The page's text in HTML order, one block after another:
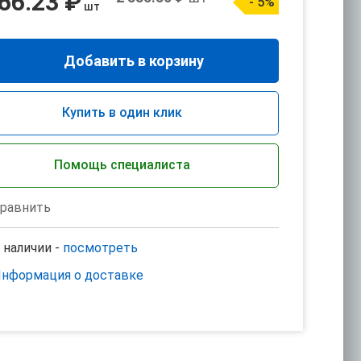
шт
Добавить в корзину
Купить в один клик
Помощь специалиста
наличии - посмотреть
о доставке